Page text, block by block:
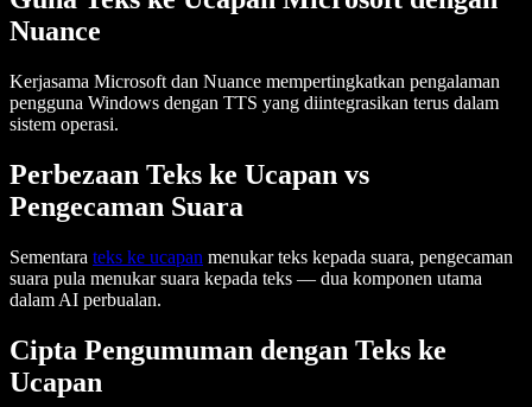
Nuance
Kerjasama Microsoft dan Nuance mempertingkatkan pengalaman
pengguna Windows dengan TTS yang diintegrasikan terus dalam
sistem operasi.
Perbezaan Teks ke Ucapan vs
Pengecaman Suara
Sementara teks ke ucapan menukar teks kepada suara, pengecaman
suara pula menukar suara kepada teks — dua komponen utama
dalam AI perbualan.
Cipta Pengumuman dengan Teks ke
Ucapan